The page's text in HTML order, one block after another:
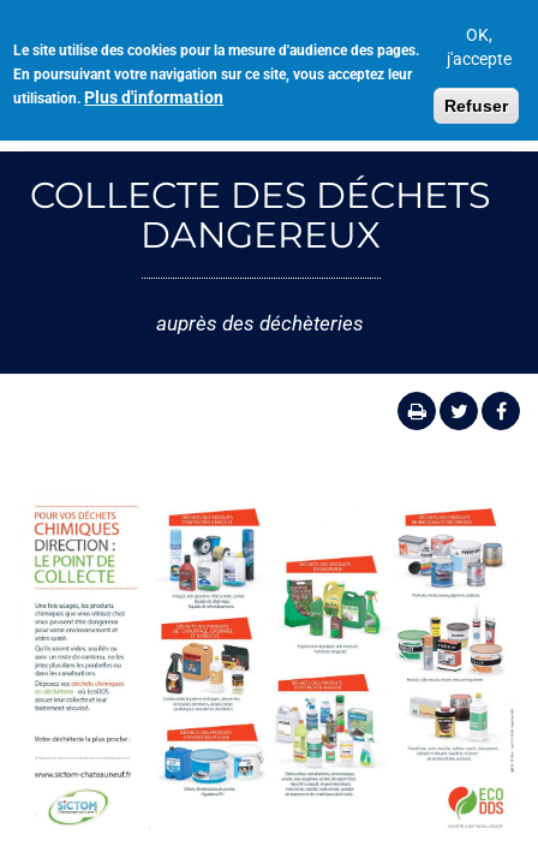
Le site utilise des cookies pour la mesure d'audience des pages.
En poursuivant votre navigation sur ce site, vous acceptez leur
utilisation. Plus d'information
OK,
j'accepte
Refuser
contenu
principal
COLLECTE DES DÉCHETS
DANGEREUX
auprès des déchèteries